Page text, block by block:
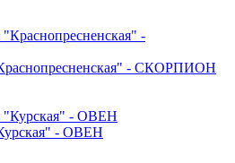
- СКОРПИОН
- ОВЕН